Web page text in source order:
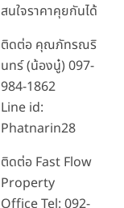
สนใจราคาคุยกันได้
ติดต่อ คุณภัทรณริ
นทร์ (น้องนู๋) 097-
984-1862
Line id:
Phatnarin28
ติดต่อ Fast Flow
Property